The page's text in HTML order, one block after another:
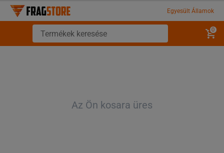
Egyesült Államok
0
Az Ön kosara üres